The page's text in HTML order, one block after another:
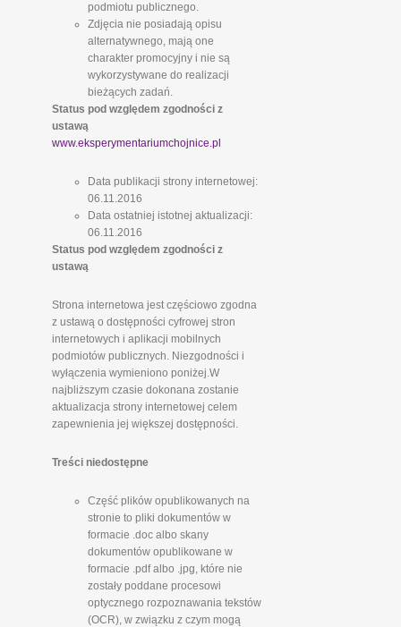
podmiotu publicznego.
Zdjęcia nie posiadają opisu
alternatywnego, mają one
charakter promocyjny i nie są
wykorzystywane do realizacji
bieżących zadań.
Status pod względem zgodności z
ustawą
www.eksperymentariumchojnice.pl
Data publikacji strony internetowej:
06.11.2016
Data ostatniej istotnej aktualizacji:
06.11.2016
Status pod względem zgodności z
ustawą
Strona internetowa jest częściowo zgodna
z ustawą o dostępności cyfrowej stron
internetowych i aplikacji mobilnych
podmiotów publicznych. Niezgodności i
wyłączenia wymieniono poniżej.W
najbliższym czasie dokonana zostanie
aktualizacja strony internetowej celem
zapewnienia jej większej dostępności.
Treści niedostępne
Część plików opublikowanych na
stronie to pliki dokumentów w
formacie .doc albo skany
dokumentów opublikowane w
formacie .pdf albo .jpg, które nie
zostały poddane procesowi
optycznego rozpoznawania tekstów
(OCR), w związku z czym mogą